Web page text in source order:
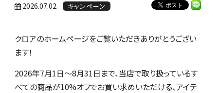
2026.07.02 キャンペーン
クロアのホームページをご覧いただきありがとうござい
ます！
2026年7月1日～8月31日まで、当店で取り扱っているす
べての商品が10%オフでお買い求めいただける、アイテ